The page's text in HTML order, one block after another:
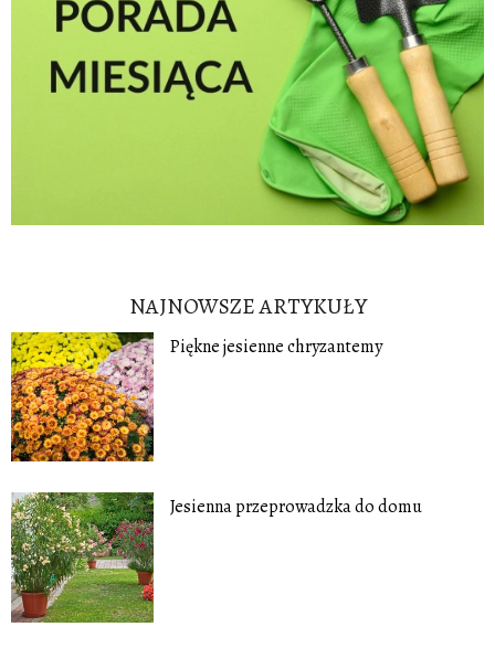
NAJNOWSZE ARTYKUŁY
Piękne jesienne chryzantemy
Jesienna przeprowadzka do domu